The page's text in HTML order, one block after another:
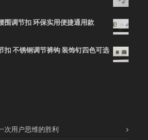
围调节扣 环保实用便捷通用款
扣 不锈钢调节裤钩 装饰钉四色可选
次用户思维的胜利